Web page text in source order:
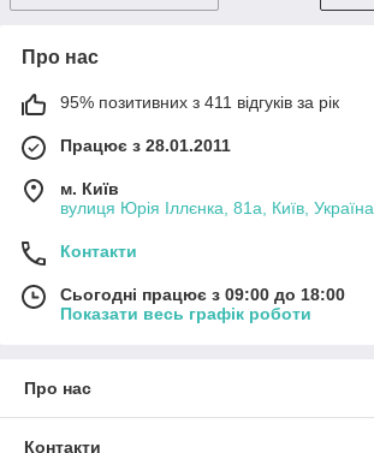
Про нас
95% позитивних з 411 відгуків за рік
Працює з 28.01.2011
м. Київ
вулиця Юрія Іллєнка, 81а, Київ, Україна
Контакти
Сьогодні працює з 09:00 до 18:00
Показати весь графік роботи
Про нас
Контакти